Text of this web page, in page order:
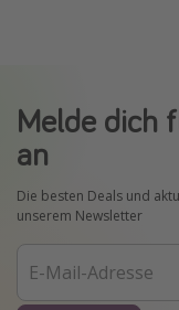
Melde dich
an
Die besten Deals und
unserem Newsletter